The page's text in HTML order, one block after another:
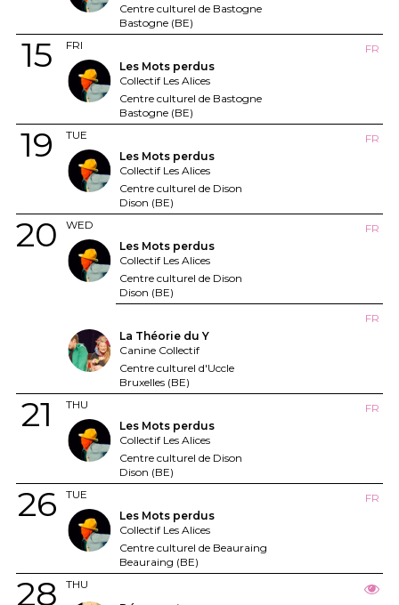
Centre culturel de Bastogne
Bastogne (BE)
FRI
15
FR
Les Mots perdus
Collectif Les Alices
Centre culturel de Bastogne
Bastogne (BE)
TUE
19
FR
Les Mots perdus
Collectif Les Alices
Centre culturel de Dison
Dison (BE)
WED
20
FR
Les Mots perdus
Collectif Les Alices
Centre culturel de Dison
Dison (BE)
FR
La Théorie du Y
Canine Collectif
Centre culturel d'Uccle
Bruxelles (BE)
THU
21
FR
Les Mots perdus
Collectif Les Alices
Centre culturel de Dison
Dison (BE)
TUE
26
FR
Les Mots perdus
Collectif Les Alices
Centre culturel de Beauraing
Beauraing (BE)
THU
28